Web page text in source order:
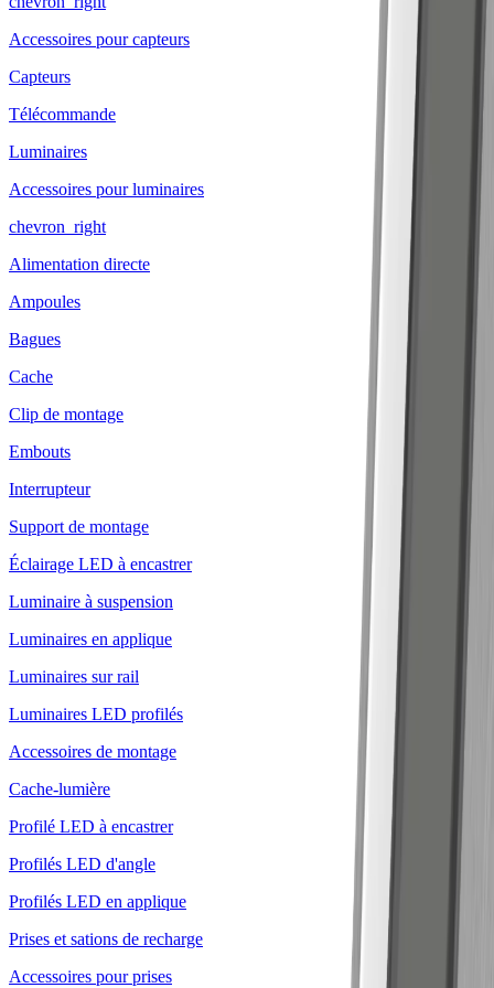
Accessoires pour capteurs
Capteurs
Télécommande
Luminaires
Accessoires pour luminaires
chevron_right
Alimentation directe
Ampoules
Bagues
Cache
Clip de montage
Embouts
Interrupteur
Support de montage
Éclairage LED à encastrer
Luminaire à suspension
Luminaires en applique
Luminaires sur rail
Luminaires LED profilés
Accessoires de montage
Cache-lumière
Profilé LED à encastrer
Profilés LED d'angle
Profilés LED en applique
Prises et sations de recharge
Accessoires pour prises